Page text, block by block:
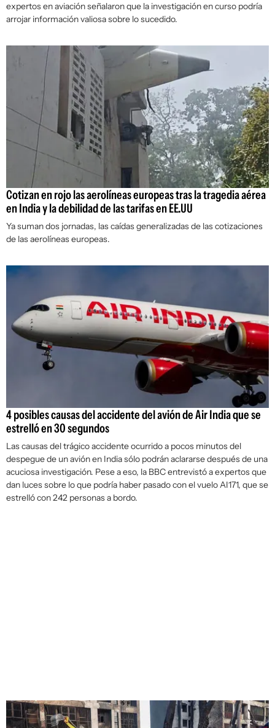
expertos en aviación señalaron que la investigación en curso podría
arrojar información valiosa sobre lo sucedido.
Cotizan en rojo las aerolíneas europeas tras la tragedia aérea
en India y la debilidad de las tarifas en EE.UU
Ya suman dos jornadas, las caídas generalizadas de las cotizaciones
de las aerolíneas europeas.
4 posibles causas del accidente del avión de Air India que se
estrelló en 30 segundos
Las causas del trágico accidente ocurrido a pocos minutos del
despegue de un avión en India sólo podrán aclararse después de una
acuciosa investigación. Pese a eso, la BBC entrevistó a expertos que
dan luces sobre lo que podría haber pasado con el vuelo AI171, que se
estrelló con 242 personas a bordo.